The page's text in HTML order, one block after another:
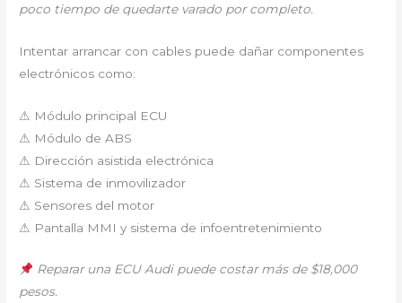
poco tiempo de quedarte varado por completo.
Intentar arrancar con cables puede dañar componentes
electrónicos como:
⚠ Módulo principal ECU
⚠ Módulo de ABS
⚠ Dirección asistida electrónica
⚠ Sistema de inmovilizador
⚠ Sensores del motor
⚠ Pantalla MMI y sistema de infoentretenimiento
Reparar una ECU Audi puede costar más de $18,000
pesos.